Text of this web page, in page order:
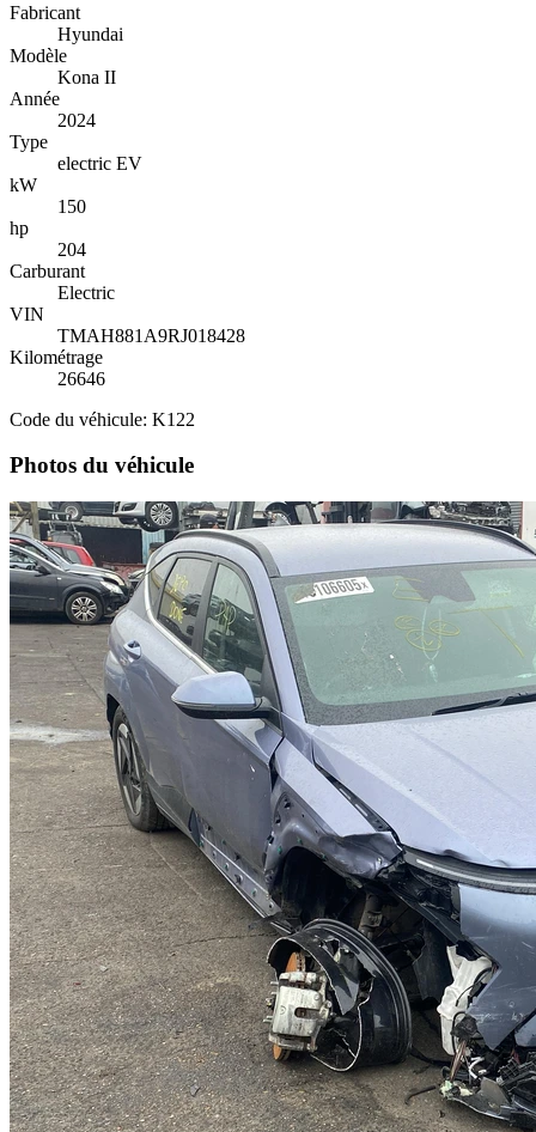
Fabricant
Hyundai
Modèle
Kona II
Année
2024
Type
electric EV
kW
150
hp
204
Carburant
Electric
VIN
TMAH881A9RJ018428
Kilométrage
26646
Code du véhicule: K122
Photos du véhicule